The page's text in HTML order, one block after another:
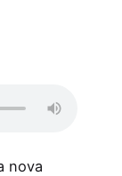
nova